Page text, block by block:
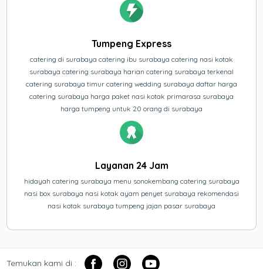
Tumpeng Express
catering di surabaya catering ibu surabaya catering nasi kotak
surabaya catering surabaya harian catering surabaya terkenal
catering surabaya timur catering wedding surabaya daftar harga
catering surabaya harga paket nasi kotak primarasa surabaya
harga tumpeng untuk 20 orang di surabaya
Layanan 24 Jam
hidayah catering surabaya menu sonokembang catering surabaya
nasi box surabaya nasi kotak ayam penyet surabaya rekomendasi
nasi kotak surabaya tumpeng jajan pasar surabaya
Temukan kami di :